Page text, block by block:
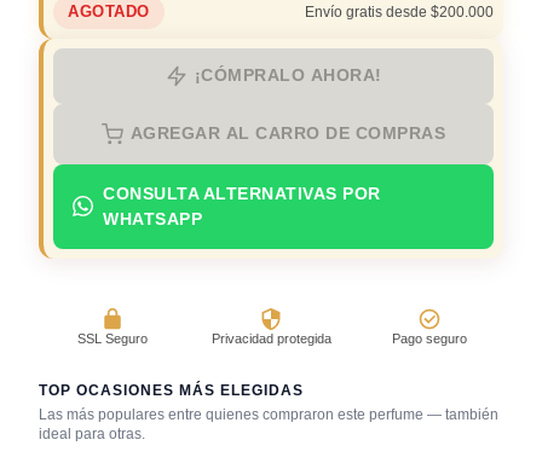
AGOTADO Envío gratis desde $200.000
¡CÓMPRALO AHORA!
AGREGAR AL CARRO DE COMPRAS
CONSULTA ALTERNATIVAS POR
WHATSAPP
SSL Seguro Privacidad protegida Pago seguro
TOP OCASIONES MÁS ELEGIDAS
Las más populares entre quienes compraron este perfume — también
ideal para otras.
Después de la
ducha